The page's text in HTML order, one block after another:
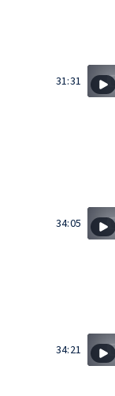
31:31
34:05
34:21